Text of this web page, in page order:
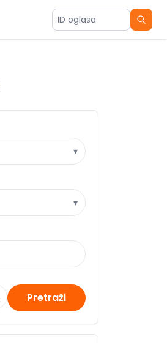
ID oglasa
▾
▾
Pretraži